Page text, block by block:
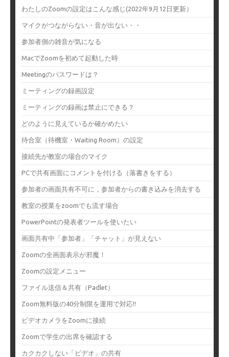
わたしのZoomの設定はこんな感じ(2022年9月12日更新）
マイクがつながらない・音が出ない・・
参加者側の雑音が気になる
MacでZoomを初めて起動した時
Meetingのパスワードは？
ミーティングの録画設定
ミーティングの録画は禁止にできる？
どのように見えているか確かめたい
待合室（待機室・Waiting Room）の設定
接続先が教室の場合のマイク
PCで共有画面にコメントを付ける（落書きをする）
参加者の画面共有不可に，参加者からの書き込みを消去する
教室の授業をzoomでも流す場合
PowerPointの発表者ツールを使いたい
画面共有中「参加者」「チャット」が見えない
Zoomの全画面表示が邪魔！
Zoomの設定メニュー
ファイル送信＆共有（Padlet）
Zoom無料版の40分制限を運用で対応!!
ビデオカメラをZoomに接続
Zoomで学生の出席を確認する
カクカクしない「ビデオ」の共有